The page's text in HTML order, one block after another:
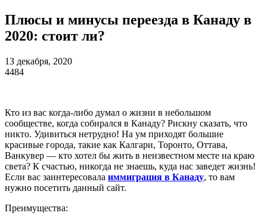
Плюсы и минусы переезда в Канаду в
2020: стоит ли?
13 декабря, 2020
4484
Кто из вас когда-либо думал о жизни в небольшом
сообществе, когда собирался в Канаду? Рискну сказать, что
никто. Удивиться нетрудно! На ум приходят большие
красивые города, такие как Калгари, Торонто, Оттава,
Ванкувер — кто хотел бы жить в неизвестном месте на краю
света? К счастью, никогда не знаешь, куда нас заведет жизнь!
Если вас заинтересовала иммиграция в Канаду, то вам
нужно посетить данный сайт.
Преимущества: